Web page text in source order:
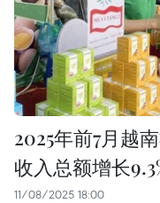
2025年前7月越
收入总额增长
11/08/2025 18:00